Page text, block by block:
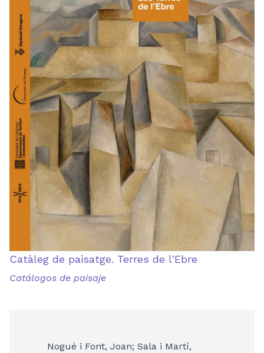
Catàleg de paisatge. Terres de l'Ebre
Catálogos de paisaje
Nogué i Font, Joan; Sala i Martí,